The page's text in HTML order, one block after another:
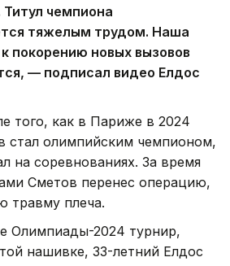
чемпиона
тяжелым трудом. Наша
покорению новых вызовов
— подписал видео Елдос
того, как в Париже в 2024
стал олимпийским чемпионом,
на соревнованиях. За время
Сметов перенес операцию,
травму плеча.
Олимпиады-2024 турнир,
нашивке, 33-летний Елдос